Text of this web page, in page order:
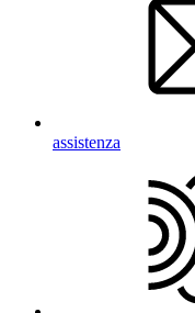
assistenza